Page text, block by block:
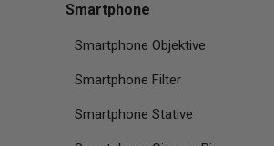
Smartphone
Smartphone Objektive
Smartphone Filter
Smartphone Stative